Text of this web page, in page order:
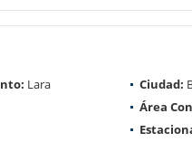
Lara Ciudad:
Área